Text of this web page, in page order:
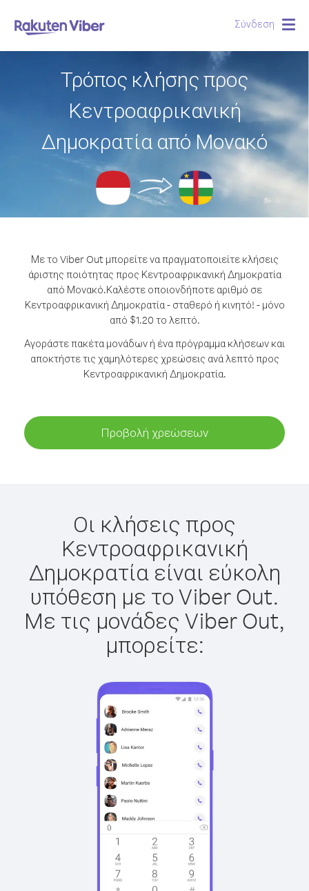
Σύνδεση
Τρόπος κλήσης προς
Κεντροαφρικανική
Δημοκρατία από Μονακό
Με το Viber Out μπορείτε να πραγματοποιείτε κλήσεις
άριστης ποιότητας προς Κεντροαφρικανική Δημοκρατία
από Μονακό.Καλέστε οποιονδήποτε αριθμό σε
Κεντροαφρικανική Δημοκρατία - σταθερό ή κινητό! - μόνο
από $1.20 το λεπτό.
Αγοράστε πακέτα μονάδων ή ένα πρόγραμμα κλήσεων και
αποκτήστε τις χαμηλότερες χρεώσεις ανά λεπτό προς
Κεντροαφρικανική Δημοκρατία.
Προβολή χρεώσεων
Οι κλήσεις προς
Κεντροαφρικανική
Δημοκρατία είναι εύκολη
υπόθεση με το Viber Out.
Με τις μονάδες Viber Out,
μπορείτε: